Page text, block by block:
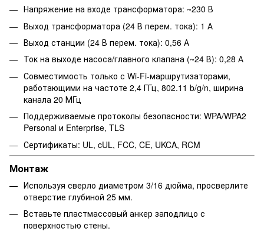
Напряжение на входе трансформатора: ~230 В
Выход трансформатора (24 В перем. тока): 1 А
Выход станции (24 В перем. тока): 0,56 А
Ток на выходе насоса/главного клапана (~24 В): 0,28 А
Совместимость только с Wi-Fi-маршрутизаторами,
работающими на частоте 2,4 ГГц, 802.11 b/g/n, ширина
канала 20 МГц
Поддерживаемые протоколы безопасности: WPA/WPA2
Personal и Enterprise, TLS
Сертификаты: UL, cUL, FCC, CE, UKCA, RCM
Монтаж
Используя сверло диаметром 3/16 дюйма, просверлите
отверстие глубиной 25 мм.
Вставьте пластмассовый анкер заподлицо с
поверхностью стены.